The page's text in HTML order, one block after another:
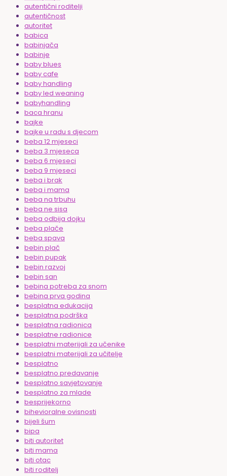
autentični roditelji
autentičnost
autoritet
babica
babinjača
babinje
baby blues
baby cafe
baby handling
baby led weaning
babyhandling
baca hranu
bajke
bajke u radu s djecom
beba 12 mjeseci
beba 3 mjeseca
beba 6 mjeseci
beba 9 mjeseci
beba i brak
beba i mama
beba na trbuhu
beba ne sisa
beba odbija dojku
beba plače
beba spava
bebin plač
bebin pupak
bebin razvoj
bebin san
bebina potreba za snom
bebina prva godina
besplatna edukacija
besplatna podrška
besplatna radionica
besplatne radionice
besplatni materijali za učenike
besplatni materijali za učitelje
besplatno
besplatno predavanje
besplatno savjetovanje
besplatno za mlade
besprijekorno
bihevioralne ovisnosti
bijeli šum
bipa
biti autoritet
biti mama
biti otac
biti roditelj